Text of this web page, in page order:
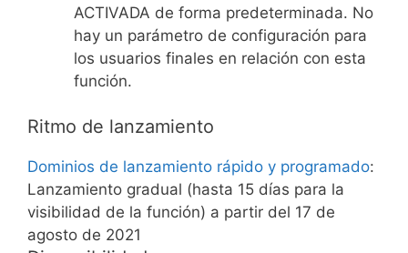
ACTIVADA de forma predeterminada. No
hay un parámetro de configuración para
los usuarios finales en relación con esta
función.
Ritmo de lanzamiento
Dominios de lanzamiento rápido y programado:
Lanzamiento gradual (hasta 15 días para la
visibilidad de la función) a partir del 17 de
agosto de 2021